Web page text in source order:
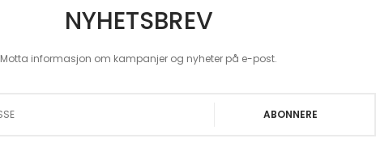
NYHETSBREV
Motta informasjon om kampanjer og nyheter på e-post.
ABONNERE